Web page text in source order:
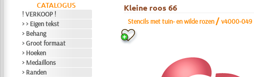
CATALOGUS
! VERKOOP !
> > Eigen tekst
> Behang
> Groot formaat
> Hoeken
> Medaillons
> Randen
Kleine roos 66
Stencils met tuin- en wilde rozen /v4000-049